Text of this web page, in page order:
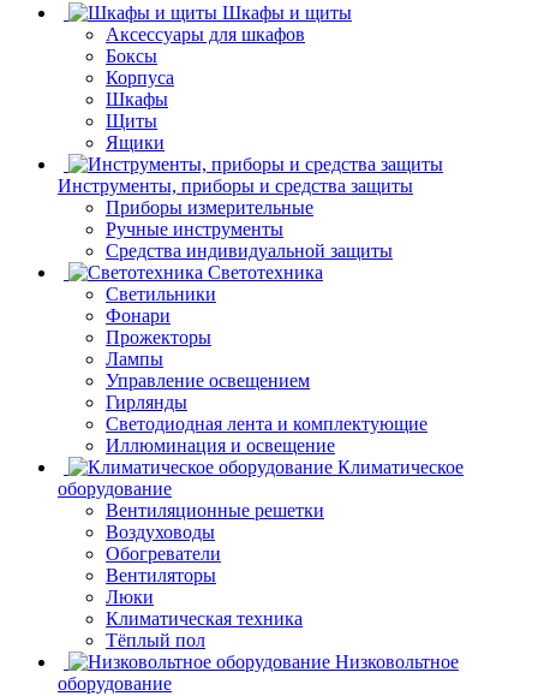
Шкафы и щиты
Аксессуары для шкафов
Боксы
Корпуса
Шкафы
Щиты
Ящики
Инструменты, приборы и средства защиты
Приборы измерительные
Ручные инструменты
Средства индивидуальной защиты
Светотехника
Светильники
Фонари
Прожекторы
Лампы
Управление освещением
Гирлянды
Светодиодная лента и комплектующие
Иллюминация и освещение
Климатическое
оборудование
Вентиляционные решетки
Воздуховоды
Обогреватели
Вентиляторы
Люки
Климатическая техника
Тёплый пол
Низковольтное
оборудование